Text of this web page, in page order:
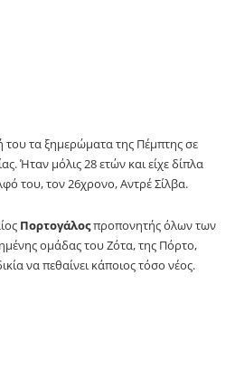
τα ξημερώματα της Πέμπτης σε
Ήταν μόλις 28 ετών και είχε δίπλα
του, τον 26χρονο, Αντρέ Σίλβα.
Πορτογάλοςπροπονητής όλων των
ομάδας του Ζότα, της Πόρτο,
να πεθαίνει κάποιος τόσο νέος.